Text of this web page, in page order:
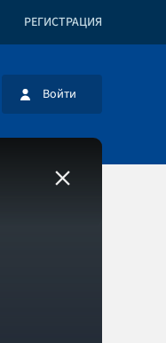
РЕГИСТРАЦИЯ
Войти